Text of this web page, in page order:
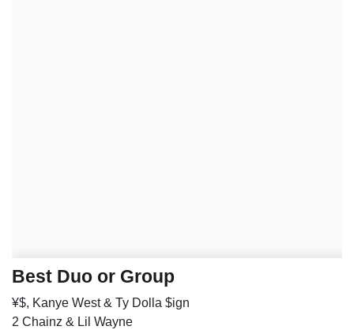
Best Duo or Group
¥$, Kanye West & Ty Dolla $ign
2 Chainz & Lil Wayne